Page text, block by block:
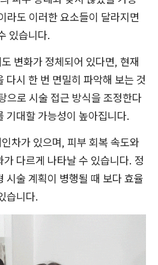
라도 이러한 요소들이 달라지면
있습니다.
변화가 정체되어 있다면, 현재
다시 한 번 면밀히 파악해 보는 것
으로 시술 접근 방식을 조정한다
기대할 가능성이 높아집니다.
차가 있으며, 피부 회복 속도와
다르게 나타날 수 있습니다. 정
시술 계획이 병행될 때 보다 효율
습니다.